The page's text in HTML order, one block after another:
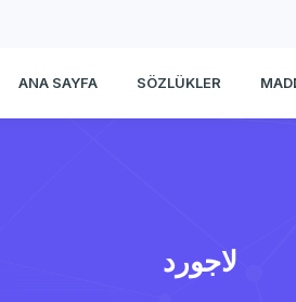
ANA SAYFA SÖZLÜKLER
لاجورد